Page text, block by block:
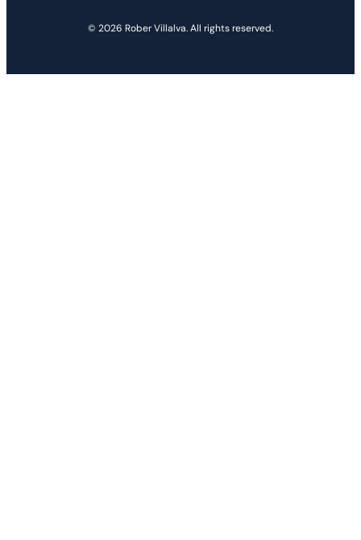
© 2026 Rober Villalva. All rights reserved.